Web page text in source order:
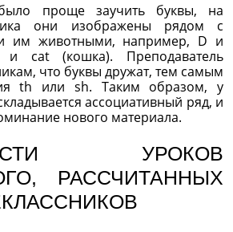
проще заучить буквы, на
они изображены рядом с
им животными, например, D и
cat (кошка). Преподаватель
что буквы дружат, тем самым
th или sh. Таким образом, у
ассоциативный ряд, и
нового материала.
УРОКОВ
РАССЧИТАННЫХ